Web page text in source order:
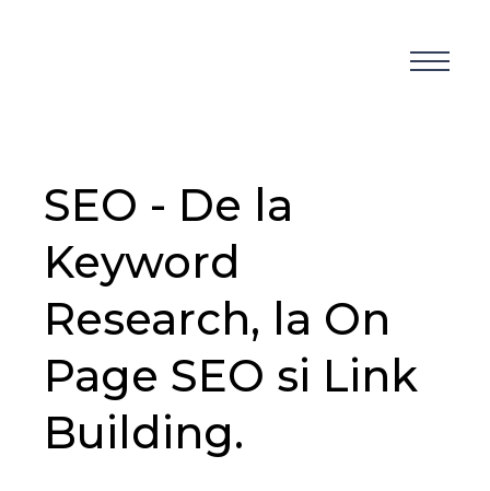
SEO - De la
Keyword
Research, la On
Page SEO si Link
Building.